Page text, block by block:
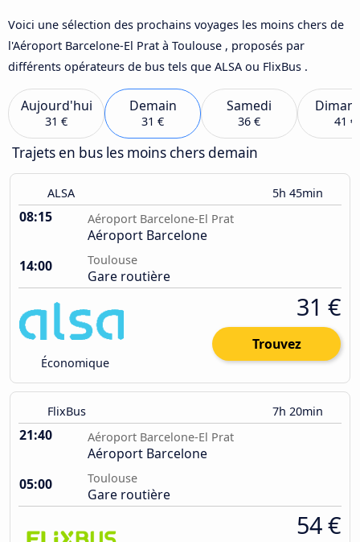
Voici une sélection des prochains voyages les moins chers de
l'Aéroport Barcelone-El Prat à Toulouse , proposés par
différents opérateurs de bus tels que ALSA ou FlixBus .
Aujourd'hui
31 €
Demain
31 €
Samedi
36 € 41 €
Trajets en bus les moins chers demain
ALSA 5h 45min
08:15 Aéroport Barcelone-El Prat
Aéroport Barcelone
14:00
Toulouse
Gare routière
Économique
31 €
Trouvez
FlixBus 7h 20min
21:40 Aéroport Barcelone-El Prat
Aéroport Barcelone
05:00
Toulouse
Gare routière
54 €